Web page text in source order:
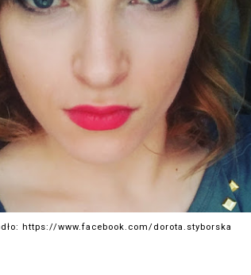
https://www.facebook.com/dorota.styborska